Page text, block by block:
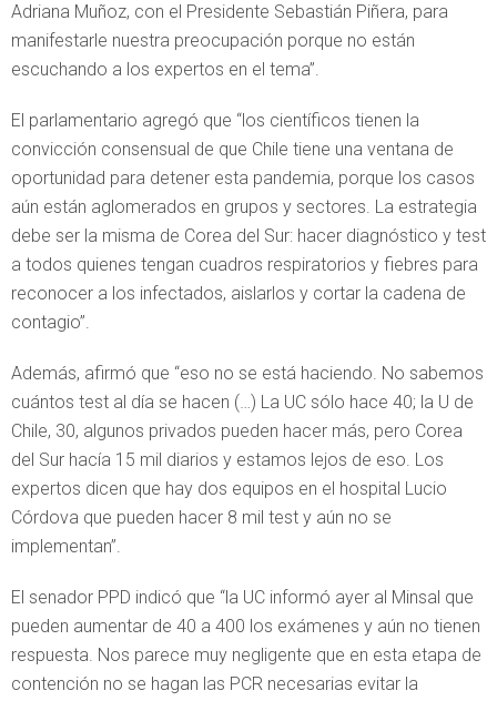
Adriana Muñoz, con el Presidente Sebastián Piñera, para
manifestarle nuestra preocupación porque no están
escuchando a los expertos en el tema”.
El parlamentario agregó que “los científicos tienen la
convicción consensual de que Chile tiene una ventana de
oportunidad para detener esta pandemia, porque los casos
aún están aglomerados en grupos y sectores. La estrategia
debe ser la misma de Corea del Sur: hacer diagnóstico y test
a todos quienes tengan cuadros respiratorios y fiebres para
reconocer a los infectados, aislarlos y cortar la cadena de
contagio”.
Además, afirmó que “eso no se está haciendo. No sabemos
cuántos test al día se hacen (…) La UC sólo hace 40; la U de
Chile, 30, algunos privados pueden hacer más, pero Corea
del Sur hacía 15 mil diarios y estamos lejos de eso. Los
expertos dicen que hay dos equipos en el hospital Lucio
Córdova que pueden hacer 8 mil test y aún no se
implementan”.
El senador PPD indicó que “la UC informó ayer al Minsal que
pueden aumentar de 40 a 400 los exámenes y aún no tienen
respuesta. Nos parece muy negligente que en esta etapa de
contención no se hagan las PCR necesarias evitar la